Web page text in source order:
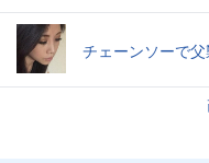
チェーンソーで